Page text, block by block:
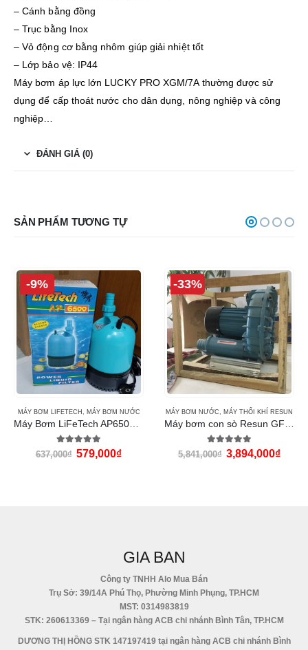
– Cánh bằng đồng
– Trục bằng Inox
– Vỏ động cơ bằng nhôm giúp giải nhiệt tốt
– Lớp bảo vệ: IP44
Máy bơm áp lực lớn LUCKY PRO XGM/7A thường được sử
dụng để cấp thoát nước cho dân dụng, nông nghiệp và công
nghiệp…
ĐÁNH GIÁ (0)
SẢN PHẨM TƯƠNG TỰ
-9%
MÁY BƠM LIFETECH , MÁY BƠM NƯỚC
Máy Bơm LiFeTech AP6500 (120W)
5.00 out of 5
637,000₫ 579,000₫
-33%
MÁY BƠM NƯỚC, MÁY THỔI KHÍ RESUN
Máy bơm con sò Resun GF1100 (1100w)
5.00 out of 5
5,841,000₫ 3,894,000₫
GIA BAN
Công ty TNHH Alo Mua Bán
Trụ Sở: 39/14A Phú Thọ, Phường Minh Phụng, TP.HCM
MST: 0314983819
STK: 260613369 – Tại ngân hàng ACB chi nhánh Bình Tân, TP.HCM
DƯƠNG THỊ HỒNG STK 147197419 tại ngân hàng ACB chi nhánh Bình